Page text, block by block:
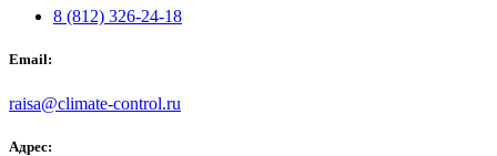
8 (812) 326-24-18
Email:
raisa@climate-control.ru
Адрес: